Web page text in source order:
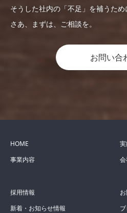
そうした社内の「不足」を補うため
さあ、まずは、ご相談を。
お問い合
HOME
事業内容
実
採用情報
新着・お知らせ情報